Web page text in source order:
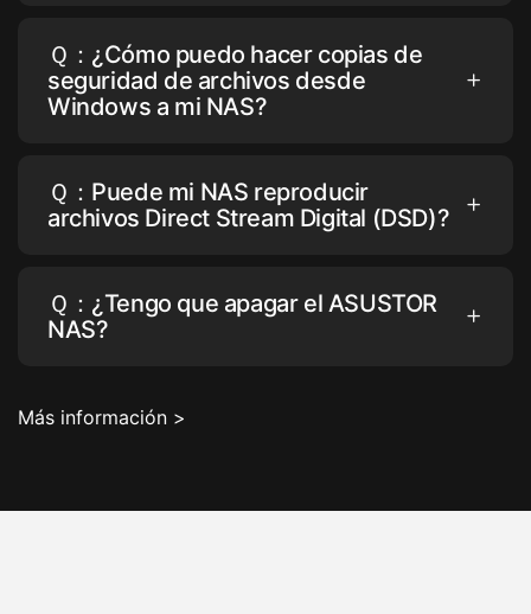
Ｑ：¿Cómo puedo hacer copias de
seguridad de archivos desde
Windows a mi NAS?
Ｑ：Puede mi NAS reproducir
archivos Direct Stream Digital (DSD)?
Ｑ：¿Tengo que apagar el ASUSTOR
NAS?
Más información >